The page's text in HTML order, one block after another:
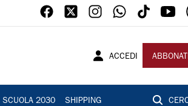
ACCEDI
SCUOLA 2030 SHIPPING